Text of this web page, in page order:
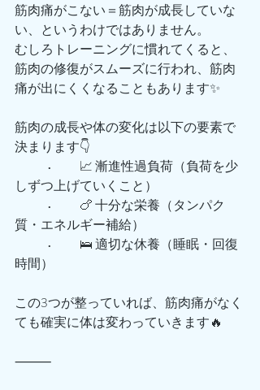
筋肉痛がこない＝筋肉が成長していな
い、というわけではありません。
むしろトレーニングに慣れてくると、
筋肉の修復がスムーズに行われ、筋肉
痛が出にくくなることもあります✨
筋肉の成長や体の変化は以下の要素で
決まります👇
しずつ上げていくこと）
質・エネルギー補給）
時間）
この3つが整っていれば、筋肉痛がなく
ても確実に体は変わっていきます🔥
⸻